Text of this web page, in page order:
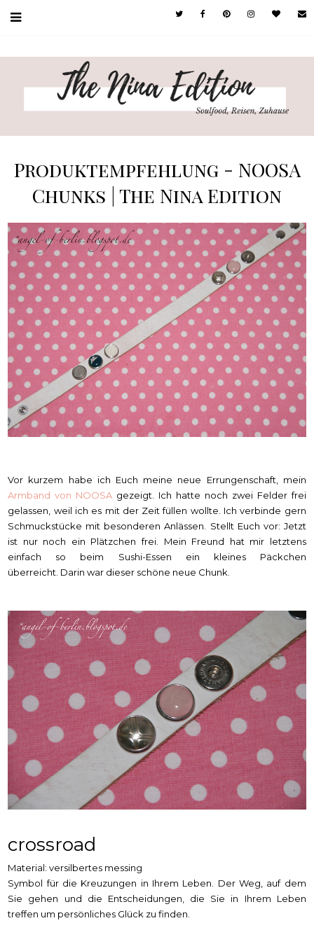
Produktempfehlung - NOOSA
Chunks | The Nina Edition
Vor kurzem habe ich Euch meine neue Errungenschaft, mein
Armband von NOOSA gezeigt. Ich hatte noch zwei Felder frei
gelassen, weil ich es mit der Zeit füllen wollte. Ich verbinde gern
Schmuckstücke mit besonderen Anlässen. Stellt Euch vor: Jetzt
ist nur noch ein Plätzchen frei. Mein Freund hat mir letztens
einfach so beim Sushi-Essen ein kleines Päckchen
überreicht. Darin war dieser schöne neue Chunk.
crossroad
Material: versilbertes messing
Symbol für die Kreuzungen in Ihrem Leben. Der Weg, auf dem
Sie gehen und die Entscheidungen, die Sie in Ihrem Leben
treffen um persönliches Glück zu finden.